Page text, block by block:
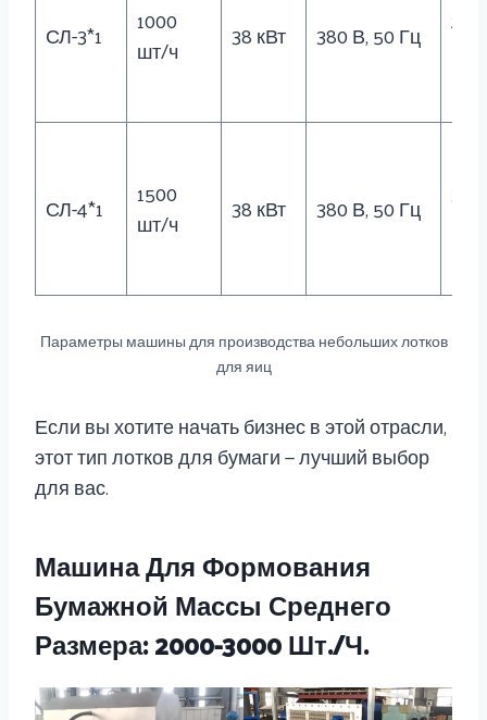
СЛ-3*1
1000
шт/ч
38 кВт 380 В, 50 Гц
СЛ-4*1
1500
шт/ч
38 кВт 380 В, 50 Гц
Параметры машины для производства небольших лотков
для яиц
Если вы хотите начать бизнес в этой отрасли,
этот тип лотков для бумаги — лучший выбор
для вас.
Машина Для Формования
Бумажной Массы Среднего
Размера: 2000-3000 Шт./ч.